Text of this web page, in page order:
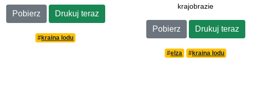
Pobierz Drukuj teraz
#kraina lodu
krajobrazie
Pobierz Drukuj teraz
#elza #kraina lodu